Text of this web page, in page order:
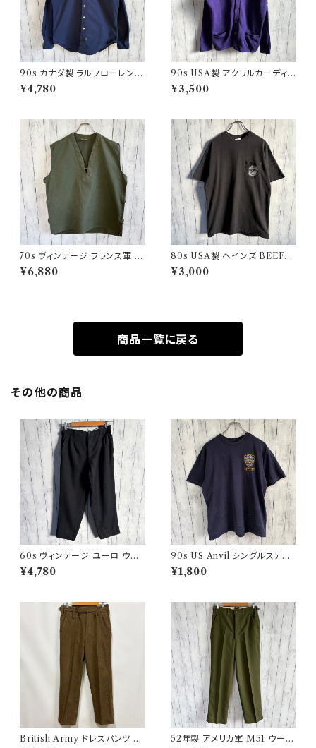
90s カナダ製 ラルフローレン
ボタンダウンシャツ Ralph Laur
en
¥4,780
90s USA製 アクリルカーディガ
ン レタード 紫 アメリカ製
¥3,500
70s ヴィンテージ フランス軍 G
AOベスト ミリタリーベスト ユ
ーロミリタリー
¥6,880
80s USA製 ヘインズ BEEFY
シングルステッチTシャツ ヴィン
テージTシャツ ポケT
¥3,000
商品一覧に戻る
その他の商品
60s ヴィンテージ ユーロ ウー
ルパンツ スラックス ビンテージ
32
¥4,780
90s US Anvil シングルステッ
チTシャツ ニューヨーク警察 ヴ
ィンテージ
¥1,800
British Army ドレスパンツ イ
52年製 アメリカ軍 M51 ウール